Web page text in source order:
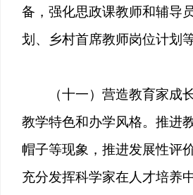
备，强化思政课教师和辅导
划、乡村首席教师岗位计划
（十一）营造教育家
教学特色和办学风格。推进
帽子等现象，推进发展性评
充分发挥科学家在人才培养